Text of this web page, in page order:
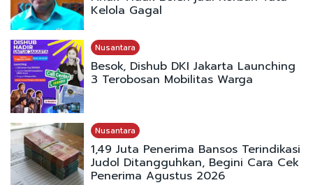
Kelola Gagal
Nusantara
Besok, Dishub DKI Jakarta Launching
3 Terobosan Mobilitas Warga
Nusantara
1,49 Juta Penerima Bansos Terindikasi
Judol Ditangguhkan, Begini Cara Cek
Penerima Agustus 2026